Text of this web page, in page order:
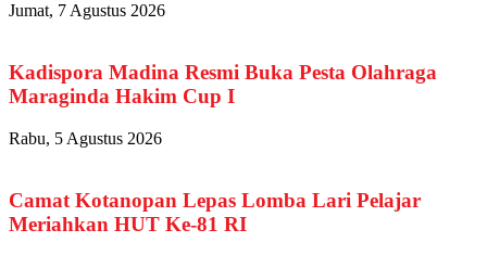
Jumat, 7 Agustus 2026
Kadispora Madina Resmi Buka Pesta Olahraga
Maraginda Hakim Cup I
Rabu, 5 Agustus 2026
Camat Kotanopan Lepas Lomba Lari Pelajar
Meriahkan HUT Ke-81 RI